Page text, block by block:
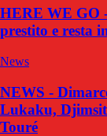
HERE WE GO
prestito e resta
News
NEWS -
Lukaku,
Touré